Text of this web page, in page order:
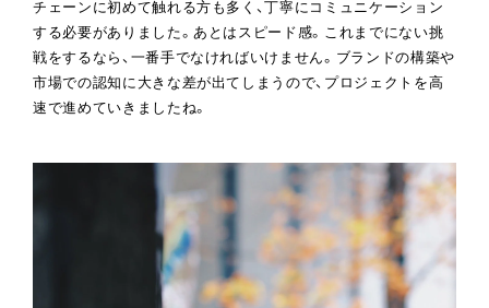
チェーンに初めて触れる方も多く、丁寧にコミュニケーション
する必要がありました。あとはスピード感。これまでにない挑
戦をするなら、一番手でなければいけません。ブランドの構築や
市場での認知に大きな差が出てしまうので、プロジェクトを高
速で進めていきましたね。